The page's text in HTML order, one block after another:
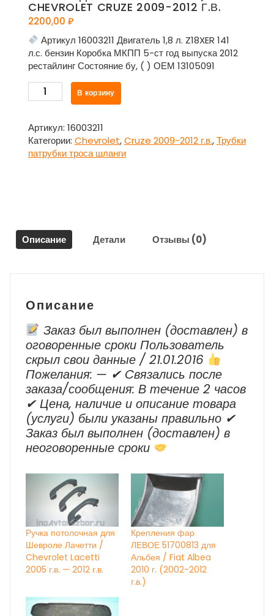
CHEVROLET CRUZE 2009-2012 Г.В.
2200,00 ₽
Артикул 16003211 Двигатель 1,8 л. Z18XER 141
л.с. бензин Коробка МКПП 5-ст год выпуска 2012
рестайлинг Состояние бу, ( ) ОЕМ 13105091
Количество
товара
вакуумная
с
датчиком
Chevrolet
Cruze
В корзину
Артикул: 16003211
Категории: Chevrolet,Cruze 2009-2012 г.в.,Трубки
патрубки троса шланги
Описание Детали Отзывы (0)
Описание
Заказ был выполнен (доставлен) в
оговоренные сроки Пользователь
скрыл свои данные / 21.01.2016
Пожелания: — ✔ Cвязались после
заказа/сообщения: В течение 2 часов
✔ Цена, наличие и описание товара
(услуги) были указаны правильно ✔
Заказ был выполнен (доставлен) в
неоговоренные сроки
Ручка потолочная для
Шевроле Лачетти /
Chevrolet Lacetti
2005 г.в. — 2012 г.в.
Крепления фар
ЛЕВОЕ 51700813 для
Альбея / Fiat Albea
2010 г. (2002-2012
г.в.)